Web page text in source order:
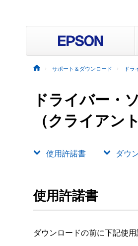
サポート＆ダウンロード ドラ
ドライバー・
（クライアン
使用許諾書 ダウ
使用許諾書
ダウンロードの前に下記使